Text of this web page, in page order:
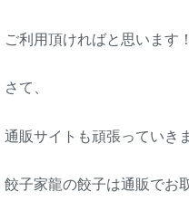
ご利用頂ければと思います！
さて、
通販サイトも頑張っていき
餃子家龍の餃子は通販でお